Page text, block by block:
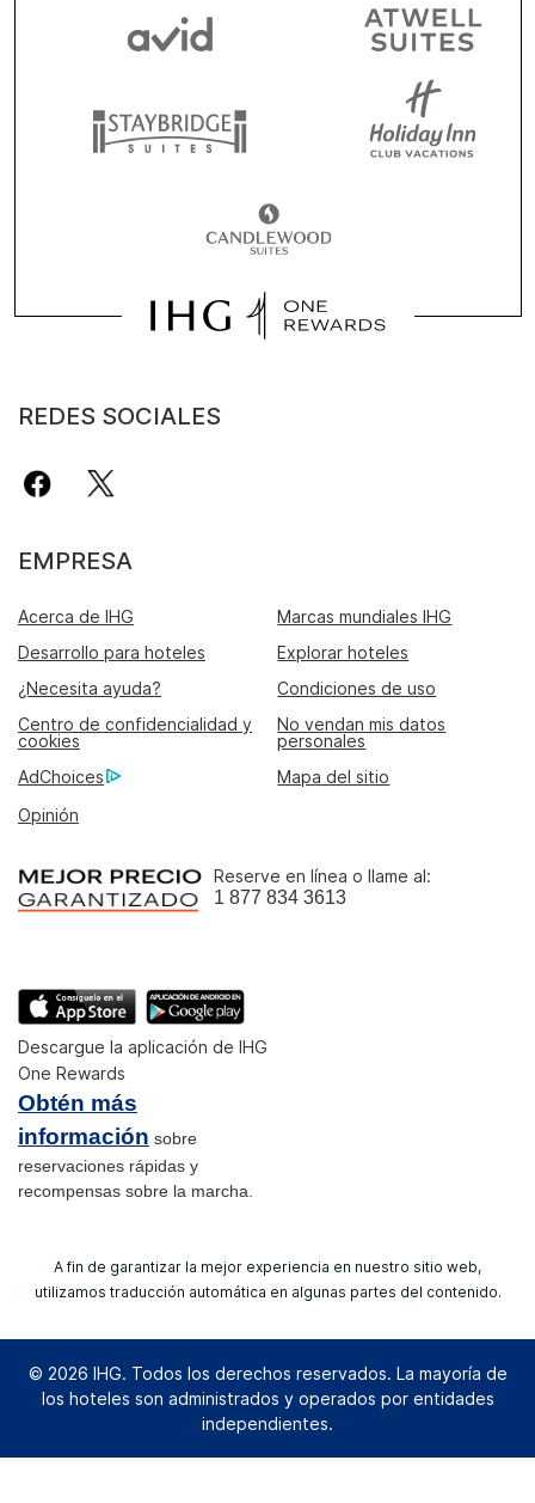
REDES SOCIALES
EMPRESA
Acerca de IHG
Marcas mundiales IHG
Desarrollo para hoteles
Explorar hoteles
¿Necesita ayuda?
Condiciones de uso
Centro de confidencialidad y
cookies
No vendan mis datos
personales
AdChoices
Mapa del sitio
Opinión
Reserve en línea o llame al:
1 877 834 3613
Descargue la aplicación de IHG
One Rewards
Obtén más
información sobre
reservaciones rápidas y
recompensas sobre la marcha.
A fin de garantizar la mejor experiencia en nuestro sitio web,
utilizamos traducción automática en algunas partes del contenido.
© 2026 IHG. Todos los derechos reservados. La mayoría de
los hoteles son administrados y operados por entidades
independientes.